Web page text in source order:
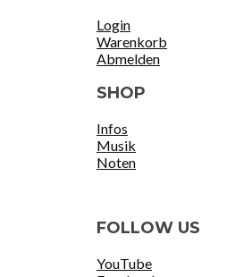
Login
Warenkorb
Abmelden
SHOP
Infos
Musik
Noten
FOLLOW US
YouTube